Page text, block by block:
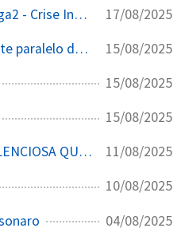
Pontos Centrais Vazatoga2 - Crise Institucional e Judicial 17/08/2025
Vaza Toga expõe gabinete paralelo de Alexandre de Moraes 15/08/2025
15/08/2025
15/08/2025
LAWFARE, A GUERRA SILENCIOSA QUE DESTRÓI DEMOCRACIAS 11/08/2025
10/08/2025
04/08/2025